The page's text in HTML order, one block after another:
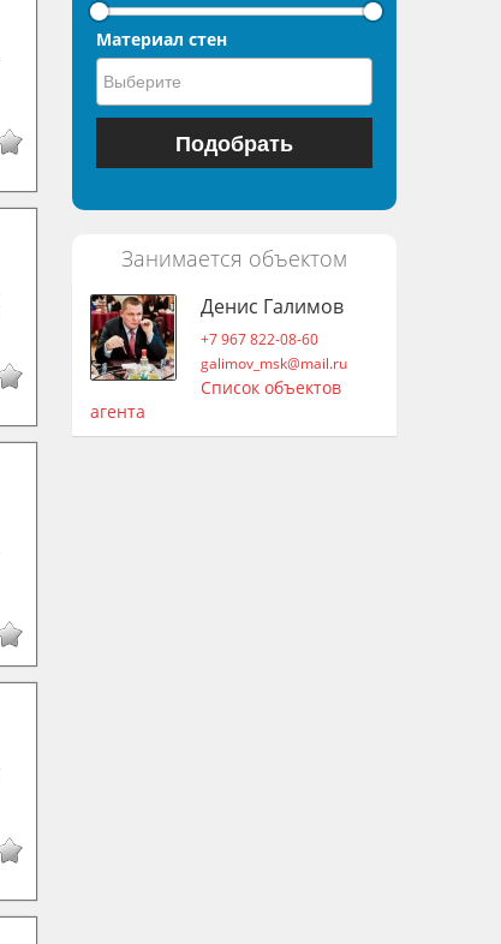
Материал стен
Занимается объектом
Денис Галимов
+7 967 822-08-60
galimov_msk@mail.ru
Список объектов
агента